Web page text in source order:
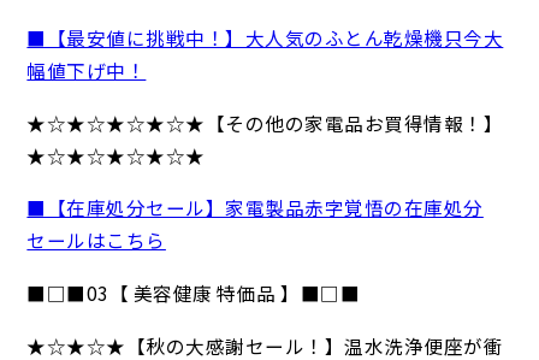
■【最安値に挑戦中！】大人気のふとん乾燥機只今大
幅値下げ中！
★☆★☆★☆★☆★【その他の家電品お買得情報！】
★☆★☆★☆★☆★
■【在庫処分セール】家電製品赤字覚悟の在庫処分
セールはこちら
■□■03【 美容健康 特価品 】■□■
★☆★☆★【秋の大感謝セール！】温水洗浄便座が衝